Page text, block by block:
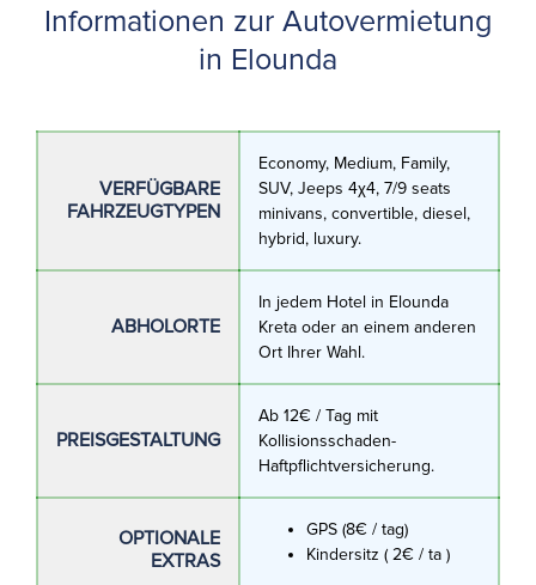
Informationen zur Autovermietung
in Elounda
VERFÜGBARE
FAHRZEUGTYPEN
Economy, Medium, Family,
SUV, Jeeps 4χ4, 7/9 seats
minivans, convertible, diesel,
hybrid, luxury.
ABHOLORTE
In jedem Hotel in Elounda
Kreta oder an einem anderen
Ort Ihrer Wahl.
PREISGESTALTUNG
Ab 12€ / Tag mit
Kollisionsschaden-
Haftpflichtversicherung.
OPTIONALE
EXTRAS
GPS (8€ / tag)
Kindersitz ( 2€ / ta )